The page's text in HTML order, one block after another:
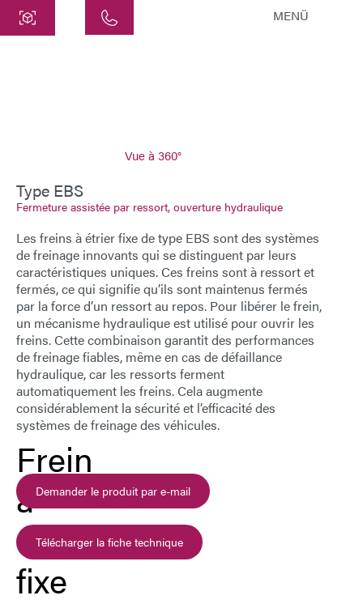
Ouvrir le chat
Nom
Nom de l'entreprise
E-Mail
Adresse
Message
MENÜ
Vue à 360°
Frein
à
étrier
fixe
Type EBS
Fermeture assistée par ressort, ouverture hydraulique
Les freins à étrier fixe de type EBS sont des systèmes
de freinage innovants qui se distinguent par leurs
caractéristiques uniques. Ces freins sont à ressort et
fermés, ce qui signifie qu’ils sont maintenus fermés
par la force d’un ressort au repos. Pour libérer le frein,
un mécanisme hydraulique est utilisé pour ouvrir les
freins. Cette combinaison garantit des performances
de freinage fiables, même en cas de défaillance
hydraulique, car les ressorts ferment
automatiquement les freins. Cela augmente
considérablement la sécurité et l’efficacité des
systèmes de freinage des véhicules.
Demander le produit par e-mail
Télécharger la fiche technique